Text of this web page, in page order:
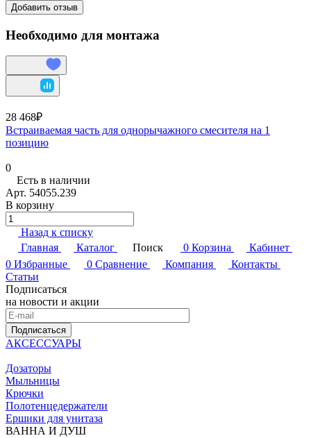
Добавить отзыв
Необходимо для монтажа
28 468₽
Встраиваемая часть для однорычажного смесителя на 1
позицию
0
Есть в наличии
Арт. 54055.239
В корзину
Назад к списку
Главная
Каталог Поиск 0 Корзина
Кабинет
0 Избранные 0 Сравнение Компания
Контакты
Статьи
Подписаться
на новости и акции
Подписаться
АКСЕССУАРЫ
Дозаторы
Мыльницы
Крючки
Полотенцедержатели
Ершики для унитаза
ВАННА И ДУШ